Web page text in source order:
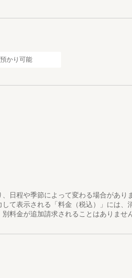
かり可能
日程や季節によって変わる場合があり
て表示される「料金（税込）」には、
料金が追加請求されることはありません